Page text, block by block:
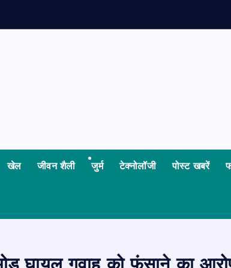
खेल जीवन शैली जुर्म टेक्नोलॉजी पोस्ट खबरें